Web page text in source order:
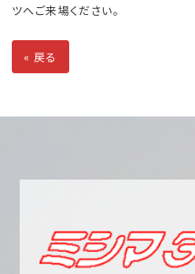
ツへご来場ください。
« 戻る